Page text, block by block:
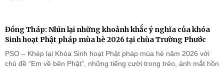
Đồng Tháp: Nhìn lại những khoảnh khắc ý nghĩa của khóa
Sinh hoạt Phật pháp mùa hè 2026 tại chùa Trường Phước
PSO – Khép lại Khóa Sinh hoạt Phật pháp mùa hè năm 2026 với
chủ đề “Em về bên Phật”, những tiếng cười trong trẻo, ánh mắt hồn